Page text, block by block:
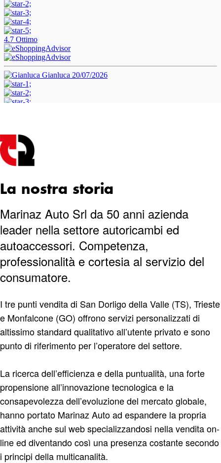
La nostra storia
Marinaz Auto Srl da 50 anni azienda
leader nella settore autoricambi ed
autoaccessori. Competenza,
professionalità e cortesia al servizio del
consumatore.
I tre punti vendita di San Dorligo della Valle (TS), Trieste
e Monfalcone (GO) offrono servizi personalizzati di
altissimo standard qualitativo all’utente privato e sono
punto di riferimento per l’operatore del settore.
La ricerca dell’efficienza e della puntualità, una forte
propensione all’innovazione tecnologica e la
consapevolezza dell’evoluzione del mercato globale,
hanno portato Marinaz Auto ad espandere la propria
attività anche sul web specializzandosi nella vendita on-
line ed diventando così una presenza costante secondo
i principi della multicanalità.